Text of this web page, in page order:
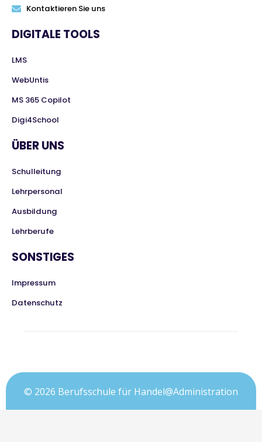
Kontaktieren Sie uns
DIGITALE TOOLS
LMS
WebUntis
MS 365 Copilot
Digi4School
ÜBER UNS
Schulleitung
Lehrpersonal
Ausbildung
Lehrberufe
SONSTIGES
Impressum
Datenschutz
© 2026 Berufsschule für Handel@Administration